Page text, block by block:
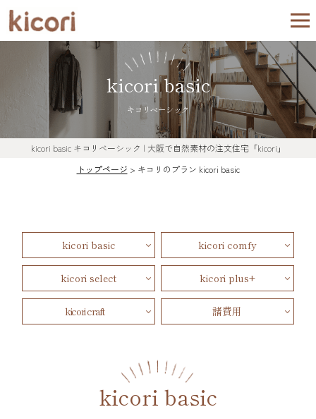
kicori basic
キコリベーシック
kicori basic キコリベーシック | 大阪で自然素材の注文住宅「kicori」
トップページ > キコリのプラン kicori basic
kicori basic kicori comfy
kicori select kicori plus+
kicori craft 諸費用
kicori basic